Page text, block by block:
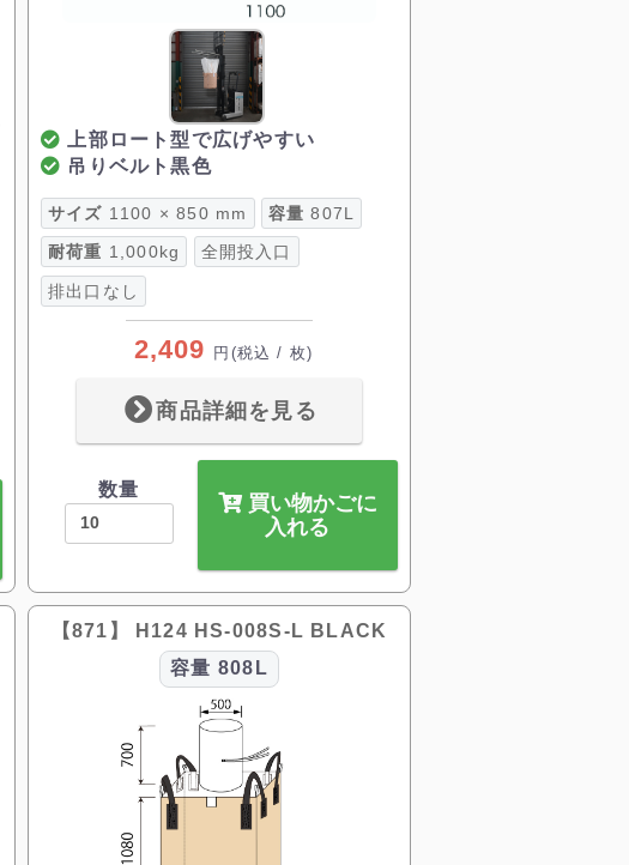
上部ロート型で広げやすい
吊りベルト黒色
サイズ 1100 × 850 mm 容量 807L
耐荷重 1,000kg 全開投入口
排出口なし
2,409 円 (税込 / 枚)
商品詳細を見る
数量
買い物かごに
入れる
【871】 H124 HS-008S-L BLACK
容量 808L